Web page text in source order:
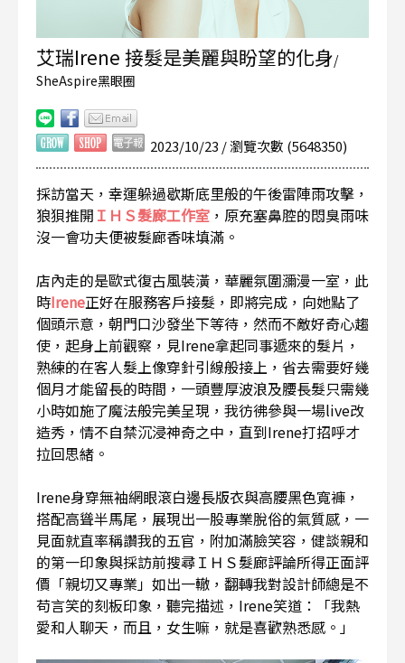
艾瑞Irene 接髮是美麗與盼望的化身/
SheAspire黑眼圈
2023/10/23 / 瀏覽次數 (5648350)
採訪當天，幸運躲過歇斯底里般的午後雷陣雨攻擊，
狼狽推開 ＩＨＳ髮廊工作室 ，原充塞鼻腔的悶臭雨味
沒一會功夫便被髮廊香味填滿。
店內走的是歐式復古風裝潢，華麗氛圍瀰漫一室，此
時Irene正好在服務客戶接髮，即將完成，向她點了
個頭示意，朝門口沙發坐下等待，然而不敵好奇心趨
使，起身上前觀察，見Irene拿起同事遞來的髮片，
熟練的在客人髮上像穿針引線般接上，省去需要好幾
個月才能留長的時間，一頭豐厚波浪及腰長髮只需幾
小時如施了魔法般完美呈現，我彷彿參與一場live改
造秀，情不自禁沉浸神奇之中，直到Irene打招呼才
拉回思緒。
Irene身穿無袖網眼滾白邊長版衣與高腰黑色寬褲，
搭配高聳半馬尾，展現出一股專業脫俗的氣質感，一
見面就直率稱讚我的五官，附加滿臉笑容，健談親和
的第一印象與採訪前搜尋ＩＨＳ髮廊評論所得正面評
價「親切又專業」如出一轍，翻轉我對設計師總是不
苟言笑的刻板印象，聽完描述，Irene笑道：「我熱
愛和人聊天，而且，女生嘛，就是喜歡熟悉感。」